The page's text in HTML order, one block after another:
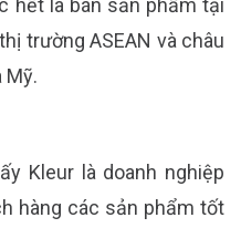
hết là bán sản phẩm tại
trường ASEAN và châu
Mỹ.
Kleur là doanh nghiệp
hàng các sản phẩm tốt